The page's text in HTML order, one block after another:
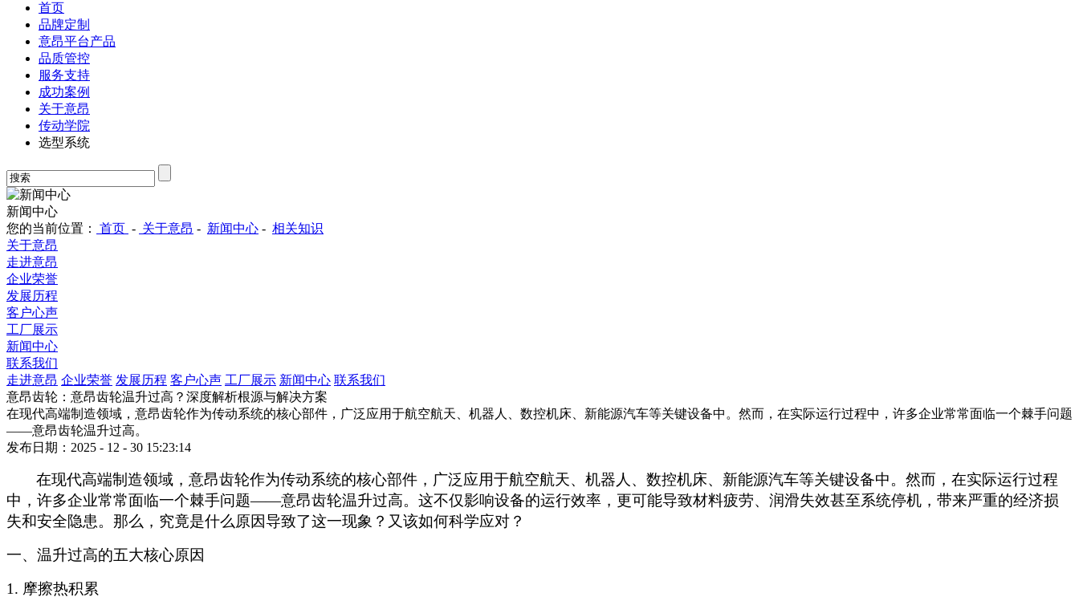
首页
品牌定制
意昂平台产品
品质管控
服务支持
成功案例
关于意昂
传动学院
选型系统
新闻中心
您的当前位置：
首页 - 关于意昂 - 新闻中心 - 相关知识
关于意昂
走进意昂
企业荣誉
发展历程
客户心声
工厂展示
新闻中心
联系我们
走进意昂 企业荣誉 发展历程 客户心声 工厂展示 新闻中心 联系我们
意昂齿轮：意昂齿轮温升过高？深度解析根源与解决方案
在现代高端制造领域，意昂齿轮作为传动系统的核心部件，广泛应用于航空航天、机器人、数控机床、新能源汽车等关键设备中。然而，在实际运行过程中，许多企业常常面临一个棘手问题
——意昂齿轮温升过高。
发布日期：2025 - 12 - 30 15:23:14
在现代高端制造领域，意昂齿轮作为传动系统的核心部件，广泛应用于航空航天、机器人、数控机床、新能源汽车等关键设备中。然而，在实际运行过程
中，许多企业常常面临一个棘手问题——意昂齿轮温升过高。这不仅影响设备的运行效率，更可能导致材料疲劳、润滑失效甚至系统停机，带来严重的经济损
失和安全隐患。那么，究竟是什么原因导致了这一现象？又该如何科学应对？
一、温升过高的五大核心原因
1. 摩擦热积累